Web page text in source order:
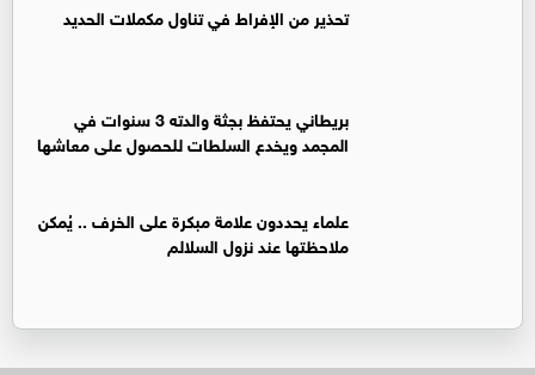
تحذير من الإفراط في تناول مكملات الحديد
بريطاني يحتفظ بجثة والدته 3 سنوات في
المجمد ويخدع السلطات للحصول على معاشها
علماء يحددون علامة مبكرة على الخرف .. يُمكن
ملاحظتها عند نزول السلالم